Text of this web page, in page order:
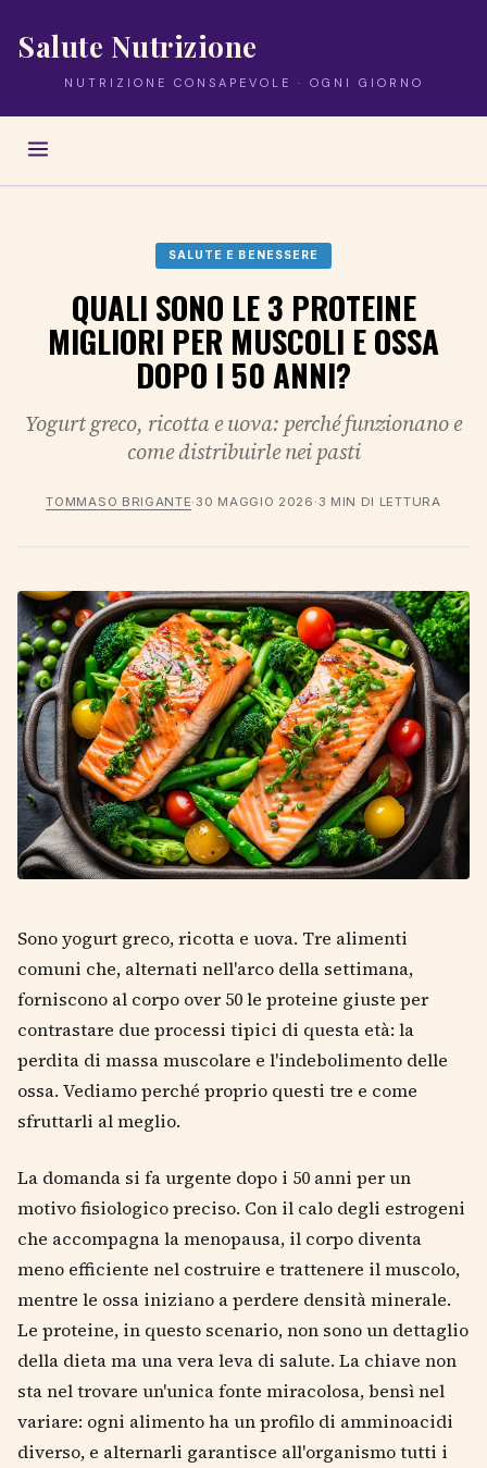
Salute Nutrizione
NUTRIZIONE CONSAPEVOLE · OGNI GIORNO
SALUTE E BENESSERE
QUALI SONO LE 3 PROTEINE
MIGLIORI PER MUSCOLI E OSSA
DOPO I 50 ANNI?
Yogurt greco, ricotta e uova: perché funzionano e
come distribuirle nei pasti
TOMMASO BRIGANTE· 30 MAGGIO 2026 · 3 MIN DI LETTURA
Sono yogurt greco, ricotta e uova. Tre alimenti
comuni che, alternati nell'arco della settimana,
forniscono al corpo over 50 le proteine giuste per
contrastare due processi tipici di questa età: la
perdita di massa muscolare e l'indebolimento delle
ossa. Vediamo perché proprio questi tre e come
sfruttarli al meglio.
La domanda si fa urgente dopo i 50 anni per un
motivo fisiologico preciso. Con il calo degli estrogeni
che accompagna la menopausa, il corpo diventa
meno efficiente nel costruire e trattenere il muscolo,
mentre le ossa iniziano a perdere densità minerale.
Le proteine, in questo scenario, non sono un dettaglio
della dieta ma una vera leva di salute. La chiave non
sta nel trovare un'unica fonte miracolosa, bensì nel
variare: ogni alimento ha un profilo di amminoacidi
diverso, e alternarli garantisce all'organismo tutti i